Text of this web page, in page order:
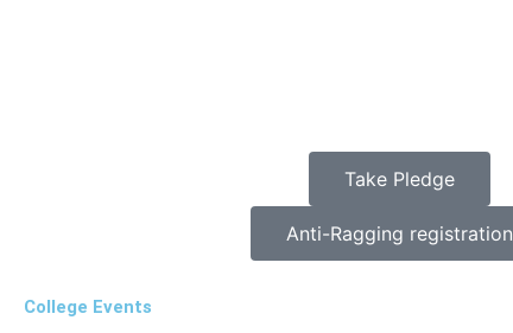
Take Pledge
Anti-Ragging registration
College Events